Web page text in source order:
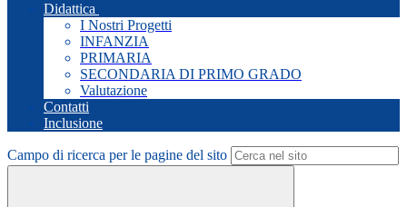
Didattica
I Nostri Progetti
INFANZIA
PRIMARIA
SECONDARIA DI PRIMO GRADO
Valutazione
Contatti
Inclusione
Campo di ricerca per le pagine del sito